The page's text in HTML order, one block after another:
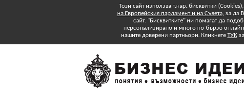
Този сайт използва т.нар. бисквитки
на Европейския парламент и на Съвета, за да
сайт. "Бисквитките" ни помагат да
персонализирано и много по-бързо
нашите доверени партньори. Кликнете ТУК